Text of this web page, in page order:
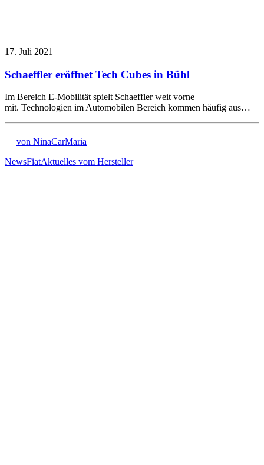
17. Juli 2021
Schaeffler eröffnet Tech Cubes in Bühl
Im Bereich E-Mobilität spielt Schaeffler weit vorne
mit. Technologien im Automobilen Bereich kommen häufig aus…
von NinaCarMaria
NewsFiatAktuelles vom Hersteller